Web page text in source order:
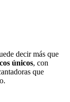
decir más que
únicos, con
que